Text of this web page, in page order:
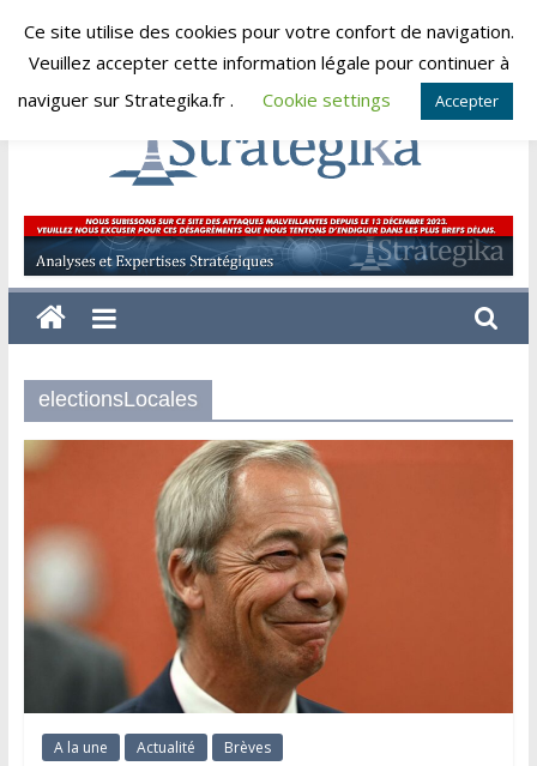
Skip
lundi, août 10, 2026
Strategika
Expertise
et
Analyses
electionsLocales
A la une Actualité Brèves
Ce site utilise des cookies pour votre confort de navigation.
Veuillez accepter cette information légale pour continuer à
naviguer sur Strategika.fr .
Cookie settings Accepter